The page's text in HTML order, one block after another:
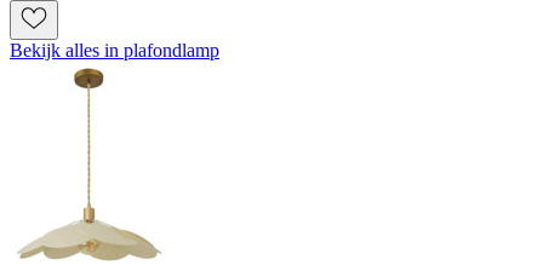
Bekijk alles in plafondlamp